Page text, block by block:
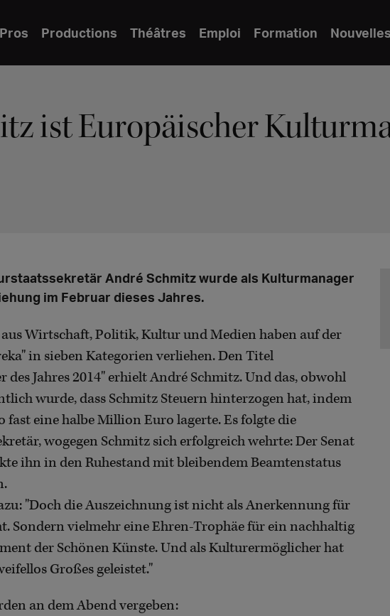
Pros Productions Théâtres Emploi Formation Nouvelles
ist Europäischer
André Schmitz wurde als Kulturmanager
im Februar dieses Jahres.
Wirtschaft, Politik, Kultur und Medien haben auf der
in sieben Kategorien verliehen. Den Titel
Jahres 2014" erhielt André Schmitz. Und das, obwohl
wurde, dass Schmitz Steuern hinterzogen hat, indem
fast eine halbe Million Euro lagerte. Es folgte die
wogegen Schmitz sich erfolgreich wehrte: Der Senat
ihn in den Ruhestand mit bleibendem Beamtenstatus
"Doch die Auszeichnung ist nicht als Anerkennung für
Sondern vielmehr eine Ehren-Trophäe für ein nachhaltig
der Schönen Künste. Und als Kulturermöglicher hat
Großes geleistet."
an dem Abend vergeben: